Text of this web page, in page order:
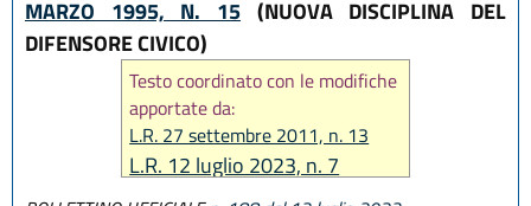
MARZO 1995, N. 15 (NUOVA DISCIPLINA DEL
DIFENSORE CIVICO)
Testo coordinato con le modifiche
apportate da:
L.R. 27 settembre 2011, n. 13
L.R. 12 luglio 2023, n. 7